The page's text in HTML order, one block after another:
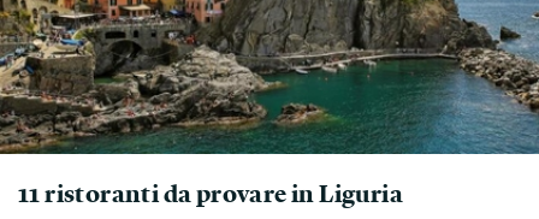
11 ristoranti da provare in Liguria